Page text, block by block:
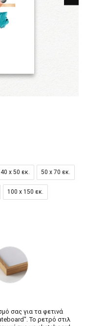
40 x 50 εκ. 50 x 70 εκ.
100 x 150 εκ.
σας για τα φετινά
Το ρετρό στιλ